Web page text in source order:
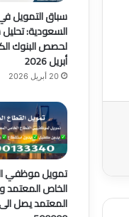
سباق التمويل
السعودية:
لحصص البنوك
أبريل 2026
20 أبريل 2026
تمويل موظفي
الخاص المعتمد
المعتمد يصل